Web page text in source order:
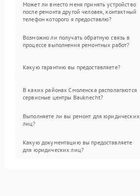
Может ли вместо меня принять устройство
после ремонта другой человек, контактный
телефон которого я предоставлю?
Возможно ли получать обратную связь в
процессе выполнения ремонтных работ?
Какую гарантию вы предоставляете?
В каких районах Смоленска располагаются
сервисные центры Bauknecht?
Выполняете ли вы ремонт для юридических
лиц?
Какую документацию вы предоставляете
для юридических лиц?